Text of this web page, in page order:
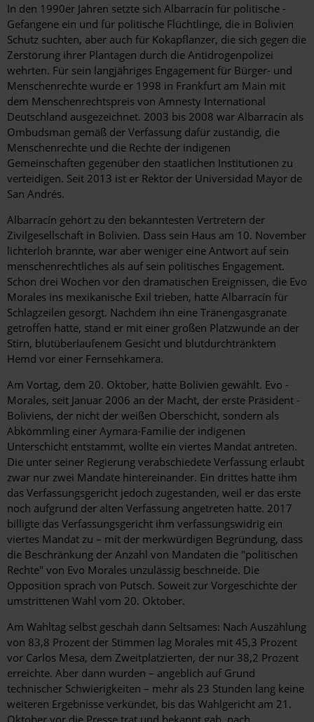
In den 1990er Jahren setzte sich Albarracín für politische ­
Gefangene ein und für politische Flüchtlinge, die in Bolivien
Schutz suchten, aber auch für Kokapflanzer, die sich gegen die
Zerstörung ihrer Plantagen durch die Antidrogenpolizei
wehrten. Für sein langjähriges Engagement für Bürger- und
Menschenrechte wurde er 1998 in Frankfurt am Main mit
dem Menschenrechtspreis von Amnesty International
Deutschland ausgezeichnet. 2003 bis 2008 war Albarracín als
Ombudsman gemäß der Verfassung dafür zuständig, die
Menschenrechte und die Rechte der indigenen
Gemeinschaften gegenüber den staatlichen Institutionen zu
verteidigen. Seit 2013 ist er Rektor der Universidad Mayor de
San Andrés.
Albarracín gehört zu den bekanntesten Vertretern der
Zivilgesellschaft in Bolivien. Dass sein Haus am 10. November
lichterloh brannte, war aber weniger eine Antwort auf sein
menschenrechtliches als auf sein politisches Engagement.
Schon drei Wochen vor den dramatischen Ereignissen, die Evo
Morales ins mexikanische Exil trieben, hatte Albarracín für
Schlagzeilen gesorgt. Nachdem ihn eine Tränengasgranate
getroffen hatte, stand er mit einer ­großen Platzwunde an der
Stirn, blutüberlaufenem Gesicht und blutdurchtränktem
Hemd vor einer Fernsehkamera.
Am Vortag, dem 20. Oktober, hatte Bolivien gewählt. Evo ­
Morales, seit Januar 2006 an der Macht, der erste Präsident ­
Boliviens, der nicht der weißen Oberschicht, sondern als
Abkömmling einer Aymara-Familie der indigenen
Unterschicht entstammt, wollte ein viertes Mandat antreten.
Die unter seiner Regierung verabschiedete Verfassung erlaubt
zwar nur zwei Mandate hintereinander. Ein drittes hatte ihm
das Verfassungsgericht jedoch zugestanden, weil er das erste
noch aufgrund der alten Verfassung angetreten hatte. 2017
billigte das Verfassungsgericht ihm verfassungswidrig ein
viertes Mandat zu – mit der merkwürdigen Begründung, dass
die Beschränkung der Anzahl von Mandaten die "politischen
Rechte" von Evo Morales unzulässig beschneide. Die
Opposition sprach von Putsch. Soweit zur Vorgeschichte der
umstrittenen Wahl vom 20. Oktober.
Am Wahltag selbst geschah dann Seltsames: Nach Auszählung
von 83,8 Prozent der Stimmen lag Morales mit 45,3 Prozent
vor Carlos Mesa, dem Zweitplatzierten, der nur 38,2 Prozent
erreichte. Aber dann wurden – angeblich auf Grund
technischer Schwierigkeiten – mehr als 23 Stunden lang keine
weiteren Ergebnisse verkündet, bis das Wahlgericht am 21.
Oktober vor die Presse trat und bekannt gab, nach